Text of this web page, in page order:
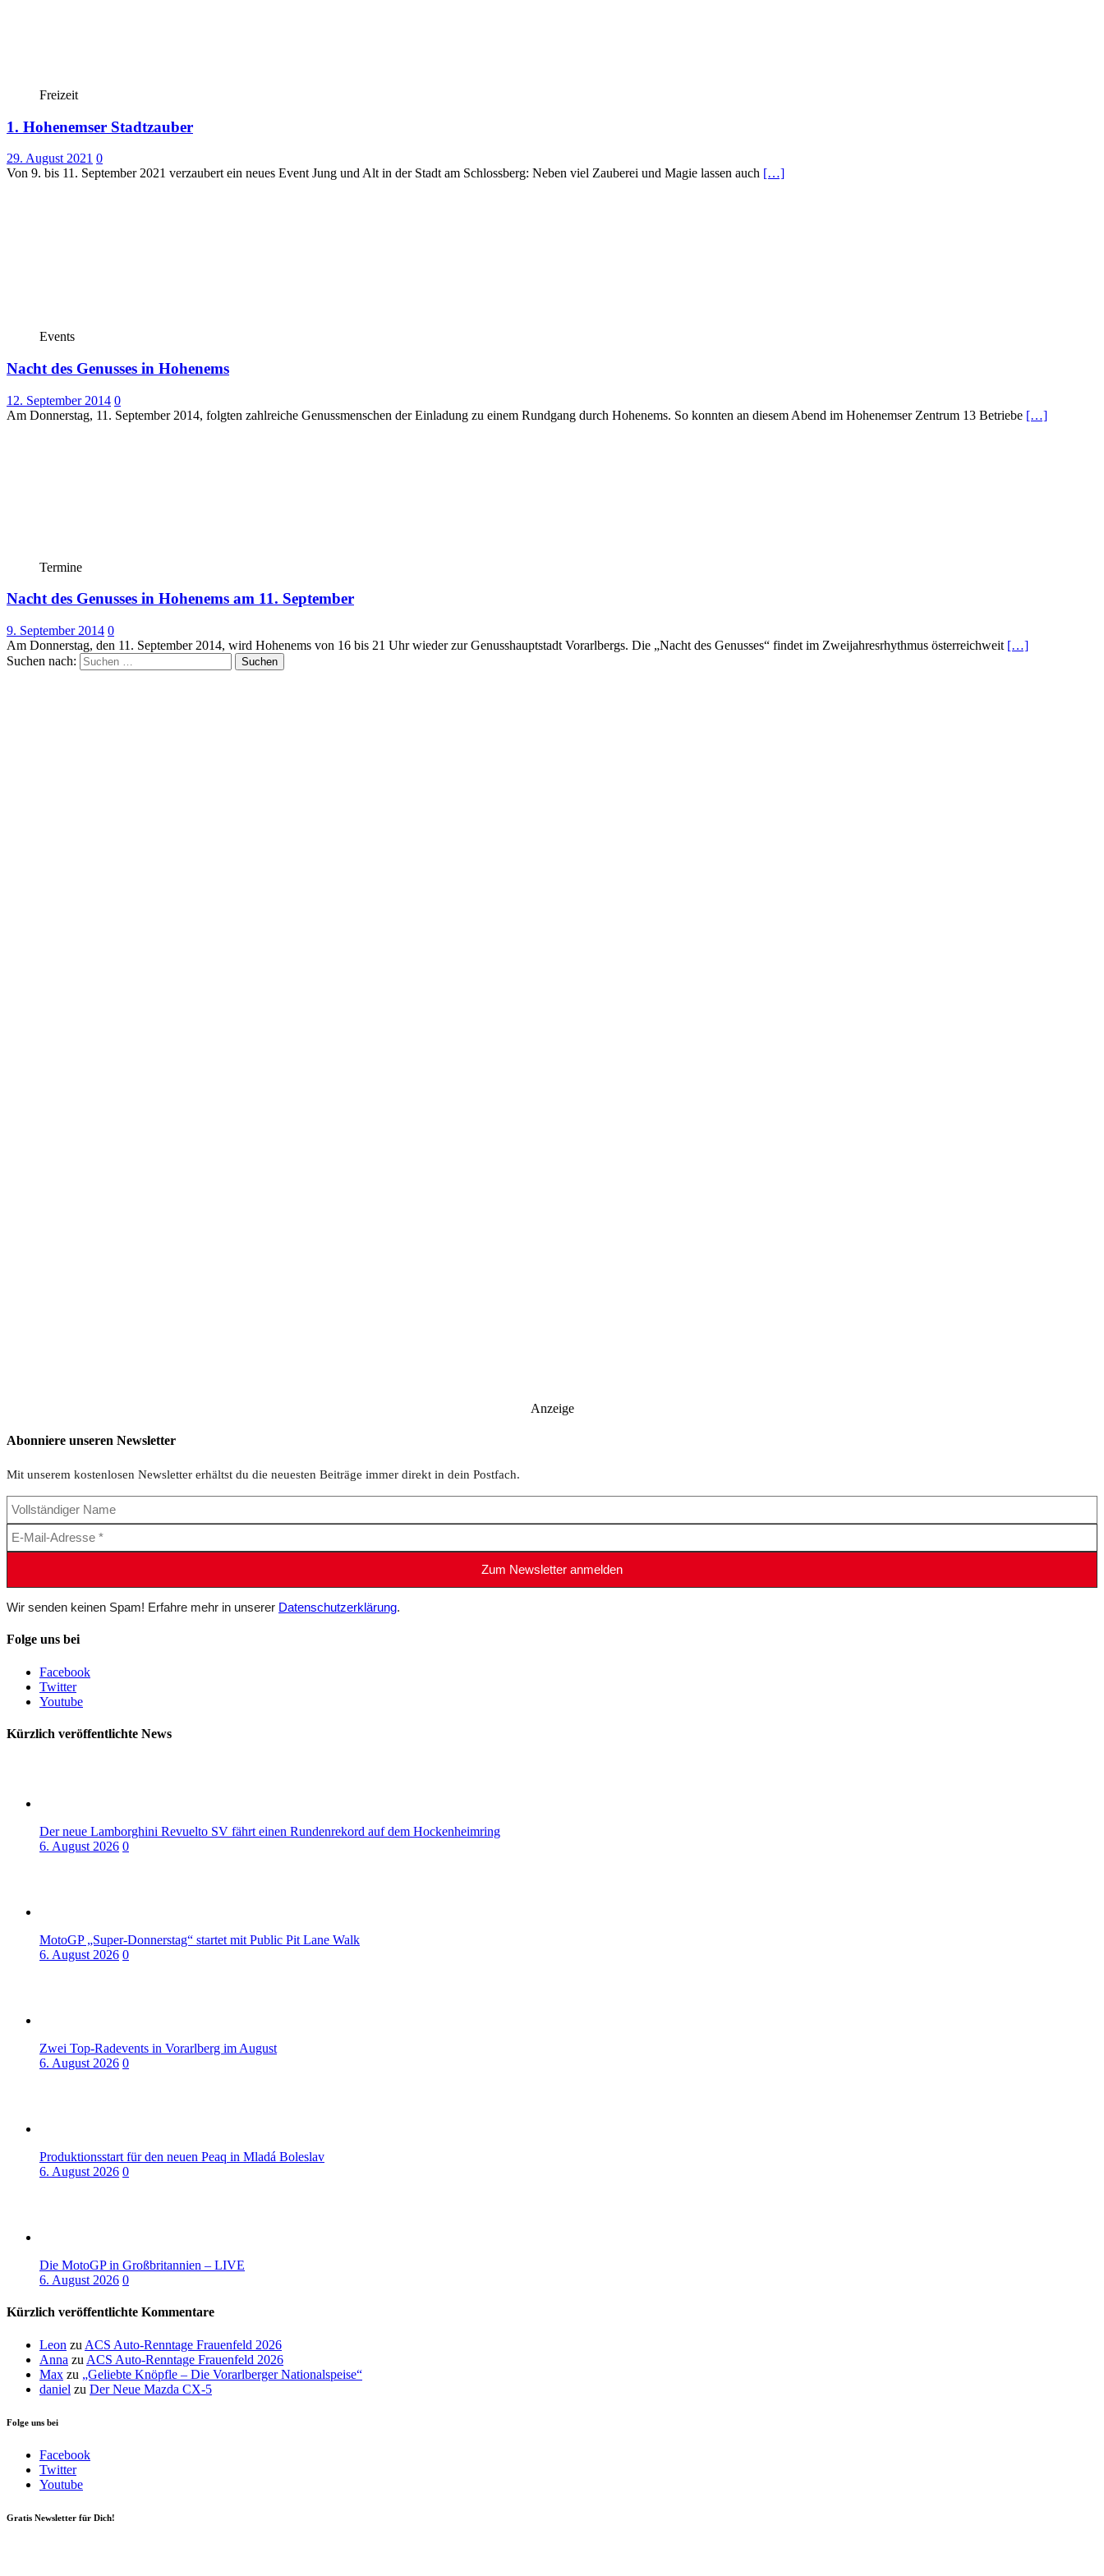
Freizeit
1. Hohenemser Stadtzauber
29. August 2021 0
Von 9. bis 11. September 2021 verzaubert ein neues Event Jung und Alt in der Stadt am Schlossberg: Neben viel Zauberei und Magie lassen auch […]
Events
Nacht des Genusses in Hohenems
12. September 2014 0
Am Donnerstag, 11. September 2014, folgten zahlreiche Genussmenschen der Einladung zu einem Rundgang durch Hohenems. So konnten an diesem Abend im Hohenemser Zentrum 13 Betriebe […]
Termine
Nacht des Genusses in Hohenems am 11. September
9. September 2014 0
Am Donnerstag, den 11. September 2014, wird Hohenems von 16 bis 21 Uhr wieder zur Genusshauptstadt Vorarlbergs. Die „Nacht des Genusses“ findet im Zweijahresrhythmus österreichweit […]
Suchen nach:
Anzeige
Abonniere unseren Newsletter
Mit unserem kostenlosen Newsletter erhältst du die neuesten Beiträge immer direkt in dein Postfach.
Wir senden keinen Spam! Erfahre mehr in unserer Datenschutzerklärung.
Folge uns bei
Facebook
Twitter
Youtube
Kürzlich veröffentlichte News
Der neue Lamborghini Revuelto SV fährt einen Rundenrekord auf dem Hockenheimring
6. August 2026 0
MotoGP „Super-Donnerstag“ startet mit Public Pit Lane Walk
6. August 2026 0
Zwei Top-Radevents in Vorarlberg im August
6. August 2026 0
Produktionsstart für den neuen Peaq in Mladá Boleslav
6. August 2026 0
Die MotoGP in Großbritannien – LIVE
6. August 2026 0
Kürzlich veröffentlichte Kommentare
Leon zu ACS Auto-Renntage Frauenfeld 2026
Anna zu ACS Auto-Renntage Frauenfeld 2026
Max zu „Geliebte Knöpfle – Die Vorarlberger Nationalspeise“
daniel zu Der Neue Mazda CX-5
Folge uns bei
Facebook
Twitter
Youtube
Gratis Newsletter für Dich!